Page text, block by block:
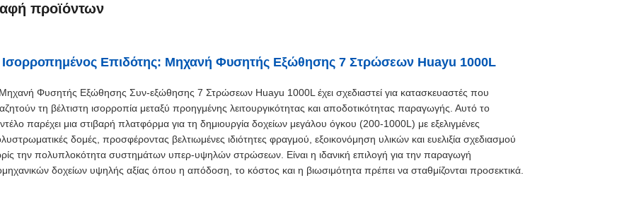
προϊόντων
Επιδότης: Μηχανή Φυσητής Εξώθησης 7 Στρώσεων Huayu 1000L
Φυσητής Εξώθησης Συν-εξώθησης 7 Στρώσεων Huayu 1000L έχει σχεδιαστεί για κατασκευαστές που
τη βέλτιστη ισορροπία μεταξύ προηγμένης λειτουργικότητας και αποδοτικότητας παραγωγής. Αυτό το
παρέχει μια στιβαρή πλατφόρμα για τη δημιουργία δοχείων μεγάλου όγκου (200-1000L) με εξελιγμένες
δομές, προσφέροντας βελτιωμένες ιδιότητες φραγμού, εξοικονόμηση υλικών και ευελιξία σχεδιασμού
την πολυπλοκότητα συστημάτων υπερ-υψηλών στρώσεων. Είναι η ιδανική επιλογή για την παραγωγή
δοχείων υψηλής αξίας όπου η απόδοση, το κόστος και η βιωσιμότητα πρέπει να σταθμίζονται προσεκτικά.